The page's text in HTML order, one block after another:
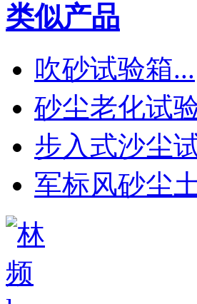
类似产品
吹砂试验箱...
砂尘老化试
步入式沙尘
军标风砂尘